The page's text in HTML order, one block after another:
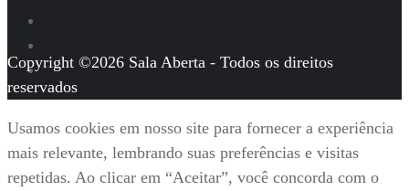
Copyright ©2026 Sala Aberta - Todos os direitos
reservados
Usamos cookies em nosso site para fornecer a experiência
mais relevante, lembrando suas preferências e visitas
repetidas. Ao clicar em “Aceitar”, você concorda com o